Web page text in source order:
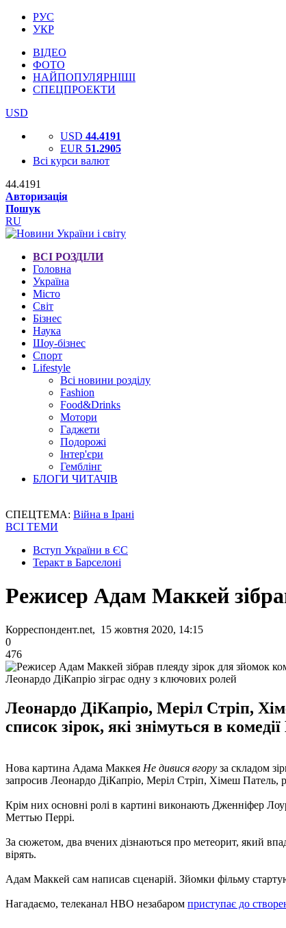
РУС
УКР
ВІДЕО
ФОТО
НАЙПОПУЛЯРНІШІ
СПЕЦПРОЕКТИ
USD
USD 44.4191
EUR 51.2905
Всі курси валют
44.4191
Авторизація
Пошук
RU
ВСІ РОЗДІЛИ
Головна
Україна
Місто
Світ
Бізнес
Наука
Шоу-бізнес
Спорт
Lifestyle
Всі новини розділу
Fashion
Food&Drinks
Мотори
Гаджети
Подорожі
Інтер'єри
Гемблінг
БЛОГИ ЧИТАЧІВ
СПЕЦТЕМА: Війна в Ірані
ВСІ ТЕМИ
Вступ України в ЄС
Теракт в Барселоні
Режисер Адам Маккей
Корреспондент.net, 15 жовтня 2020, 14:15
0
476
Леонардо ДіКапріо зіграє одну з ключових ролей
Леонардо ДіКапріо, Меріл Стріп,
список зірок, які знімуться в
Нова картина Адама Маккея Не дивися вгору за складом
запросив Леонардо ДіКапріо, Меріл Стріп, Хімеш Патель,
Крім них основні ролі в картині виконають Дженніфер
Меттью Перрі.
За сюжетом, два вчених дізнаються про метеорит, який
вірять.
Адам Маккей сам написав сценарій. Зйомки фільму
Нагадаємо, телеканал HBO незабаром приступає до